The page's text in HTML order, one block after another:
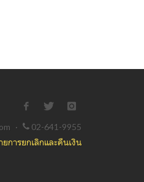
·
02-641-9955
ยการยกเลิกและคืนเงิน